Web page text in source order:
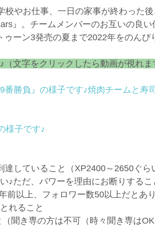
校やお仕事、一日の家事が終わった
』。チームメンバーのお互いの良
ーン3発売の夏まで2022年をのんび
文字をクリックしたら動画が視れま
番勝負』の様子です♪焼肉チームと寿
様子です♪
していること（XP2400～2650ぐ
♪ただ、パワーを理由にお断りするこ
前以上、フォロワー数50以上だとあ
れること
聞き専の方は不可（時々聞き専は